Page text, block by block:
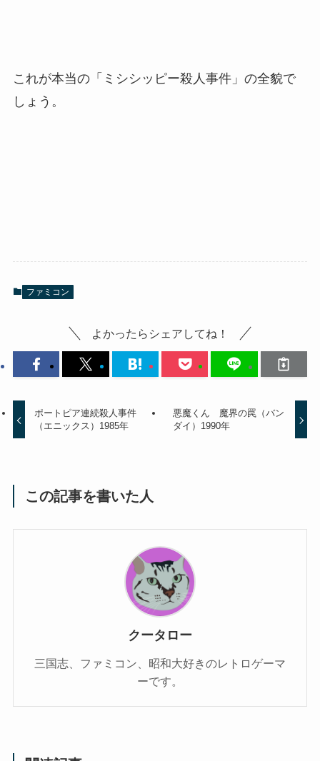
これが本当の「ミシシッピー殺人事件」の全貌で
しょう。
ファミコン
よかったらシェアしてね！
ポートピア連続殺人事件
（エニックス）1985年
悪魔くん 魔界の罠（バン
ダイ）1990年
この記事を書いた人
クータロー
三国志、ファミコン、昭和大好きのレトロゲーマ
ーです。